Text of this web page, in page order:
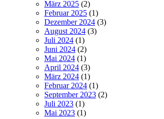
März 2025 (2)
Februar 2025 (1)
Dezember 2024 (3)
August 2024 (3)
Juli 2024 (1)
Juni 2024 (2)
Mai 2024 (1)
April 2024 (3)
März 2024 (1)
Februar 2024 (1)
September 2023 (2)
Juli 2023 (1)
Mai 2023 (1)